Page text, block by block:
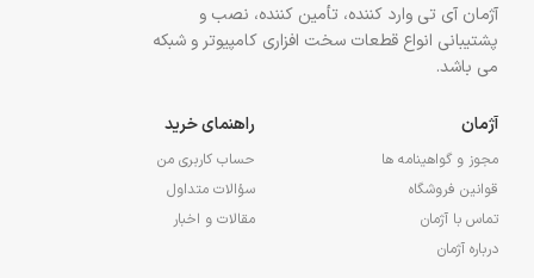
آژمان آی تی وارد کننده، تأمین کننده، نصب و
پشتیبانی انواع قطعات سخت افزاری کامپیوتر و شبکه
می باشد.
آژمان
مجوز و گواهینامه ها
قوانین فروشگاه
تماس با آژمان
درباره آژمان
راهنمای خرید
حساب کاربری من
سؤالات متداول
مقالات و اخبار